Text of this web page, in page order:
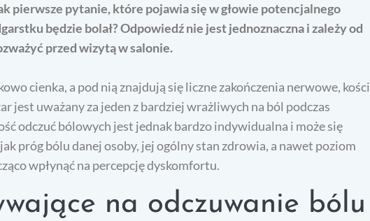
pierwsze pytanie, które pojawia się w głowie potencjalnego
będzie bolał? Odpowiedź nie jest jednoznaczna i zależy od
przed wizytą w salonie.
cienka, a pod nią znajdują się liczne zakończenia nerwowe, kości
jest uważany za jeden z bardziej wrażliwych na ból podczas
odczuć bólowych jest jednak bardzo indywidualna i może się
próg bólu danej osoby, jej ogólny stan zdrowia, a nawet poziom
wpłynąć na percepcję dyskomfortu.
na odczuwanie bólu